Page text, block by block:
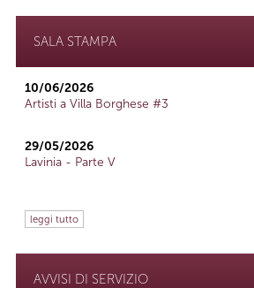
SALA STAMPA
10/06/2026
Artisti a Villa Borghese #3
29/05/2026
Lavinia - Parte V
leggi tutto
AVVISI DI SERVIZIO